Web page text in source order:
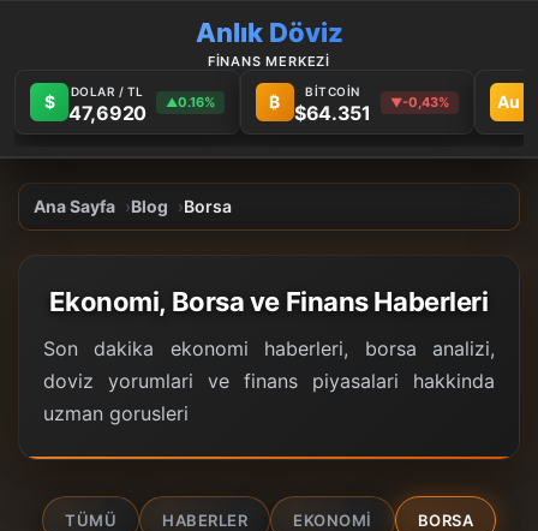
Anlık Döviz
FİNANS MERKEZİ
$ DOLAR / TL
47,6920 ▲0.16% ₿ BİTCOİN
$64.351 ▼-0,43% Au
Ana Sayfa Blog Borsa
Ekonomi, Borsa ve Finans Haberleri
Son dakika ekonomi haberleri, borsa analizi,
doviz yorumlari ve finans piyasalari hakkinda
uzman gorusleri
TÜMÜ HABERLER EKONOMI BORSA